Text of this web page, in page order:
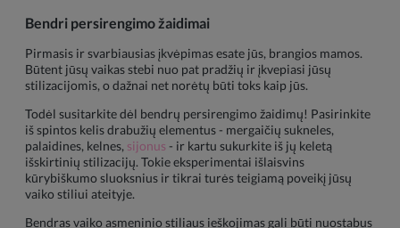
Bendri persirengimo žaidimai
Pirmasis ir svarbiausias įkvėpimas esate jūs, brangios mamos.
Būtent jūsų vaikas stebi nuo pat pradžių ir įkvepiasi jūsų
stilizacijomis, o dažnai net norėtų būti toks kaip jūs.
Todėl susitarkite dėl bendrų persirengimo žaidimų! Pasirinkite
iš spintos kelis drabužių elementus - mergaičių sukneles,
palaidines, kelnes, sijonus - ir kartu sukurkite iš jų keletą
išskirtinių stilizacijų. Tokie eksperimentai išlaisvins
kūrybiškumo sluoksnius ir tikrai turės teigiamą poveikį jūsų
vaiko stiliui ateityje.
Bendras vaiko asmeninio stiliaus ieškojimas gali būti nuostabus